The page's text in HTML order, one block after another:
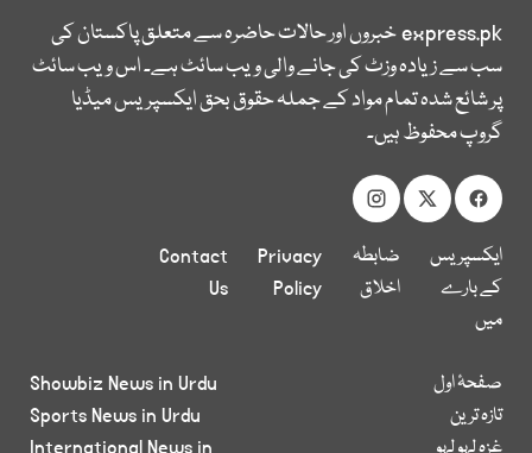
express.pkخبروں اور حالات حاضرہ سے متعلق پاکستان کی
سب سے زیادہ وزٹ کی جانے والی ویب سائٹ ہے۔ اس ویب سائٹ
پر شائع شدہ تمام مواد کے جملہ حقوق بحق ایکسپریس میڈیا
گروپ محفوظ ہیں۔
ایکسپریس
کے بارے
میں
ضابطہ
اخلاق
Privacy
Policy
Contact
Us
صفحۂ اول
تازہ ترین
Showbiz News in Urdu
Sports News in Urdu